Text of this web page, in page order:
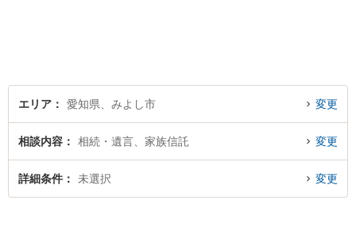
エリア 愛知県、みよし市 変更
相談内容 相続・遺言、家族信託 変更
詳細条件 未選択 変更